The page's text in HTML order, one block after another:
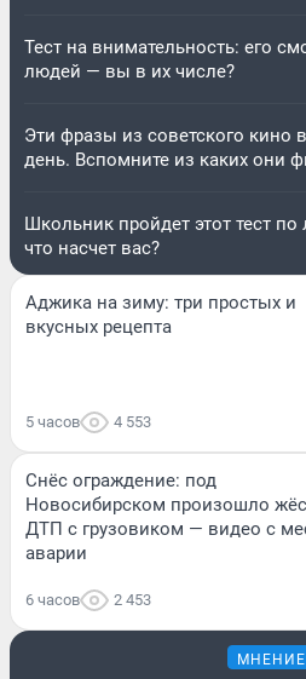
Тест на внимательность: его
людей — вы в их числе?
Эти фразы из советского кино
день. Вспомните из каких они
Школьник пройдет этот тест по
что насчет вас?
Аджика на зиму: три простых и
вкусных рецепта
5 часов 4 553
Снёс ограждение: под
Новосибирском произошло
ДТП с грузовиком — видео с
аварии
6 часов 2 453
МНЕНИЕ